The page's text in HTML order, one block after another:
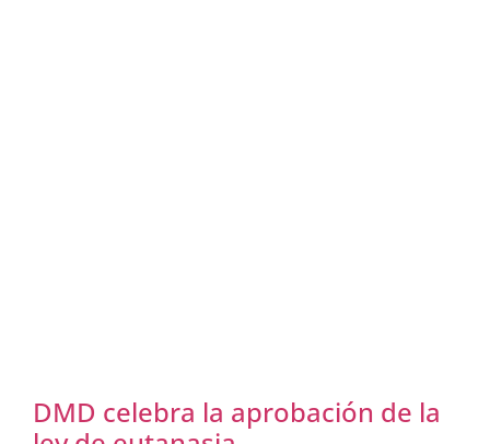
DMD celebra la aprobación de la